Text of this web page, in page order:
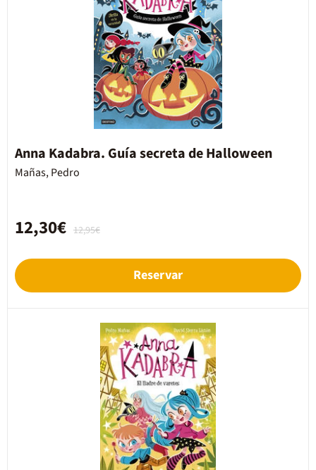
Anna Kadabra. Guía secreta de Halloween
Mañas, Pedro
12,95€
12,30€
Reservar